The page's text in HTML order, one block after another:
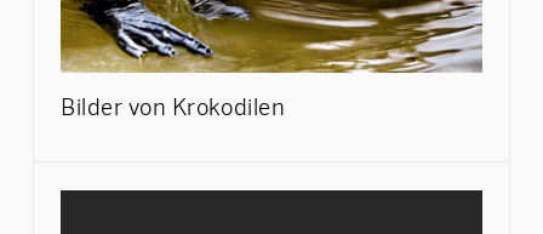
Bilder von Krokodilen